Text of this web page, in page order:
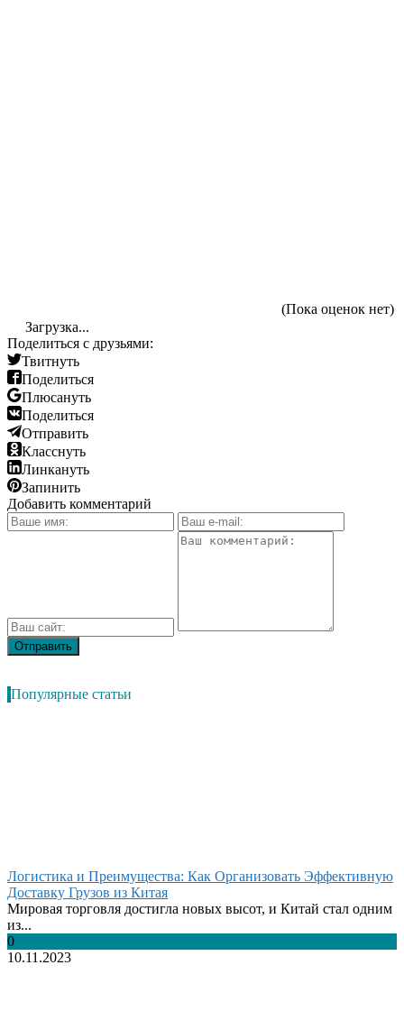
(Пока оценок нет)
Загрузка...
Поделиться с друзьями:
Твитнуть
Поделиться
Плюсануть
Поделиться
Отправить
Класснуть
Линкануть
Запинить
Добавить комментарий
Популярные статьи
Логистика и Преимущества: Как Организовать Эффективную
Доставку Грузов из Китая
Мировая торговля достигла новых высот, и Китай стал одним
из...
0
10.11.2023